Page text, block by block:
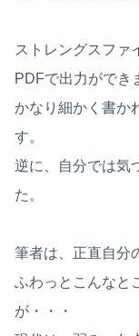
ストレングスファ
PDFで出力ができ
かなり細かく書か
す。
逆に、自分では気
た。
筆者は、正直自分
ふわっとこんなと
が・・・